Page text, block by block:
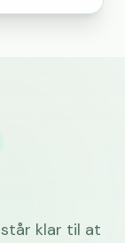
klar til at